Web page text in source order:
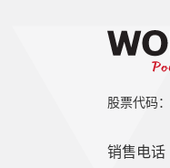
股票代码：
销售电话